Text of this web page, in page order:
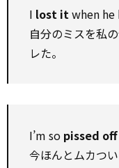
I lost it when
自分のミスを私
レた。
I’m so pissed off
今ほんとムカつい